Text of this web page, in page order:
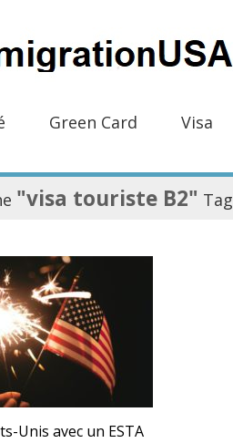
Green Card Visa
"visa touriste B2" Tag
Unis avec un ESTA